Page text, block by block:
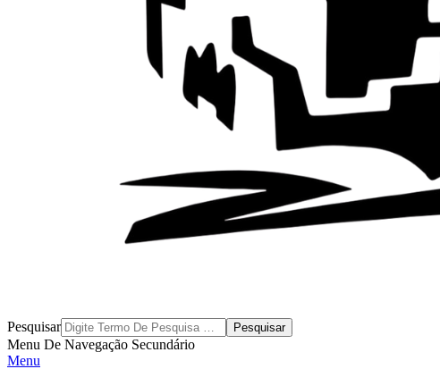
Byblos
Pesquisar
Menu De Navegação Secundário
Menu